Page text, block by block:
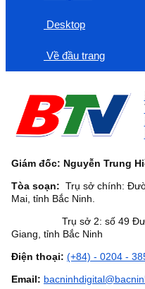
Desktop
Về đầu trang
Giám đốc: Nguyễn Trung
Tòa soạn: Trụ sở chính:
Mai, tỉnh Bắc Ninh.
Trụ sở 2: số 49 Đường
Giang, tỉnh Bắc Ninh
Điện thoại: (+84) - 0204 -
Email: